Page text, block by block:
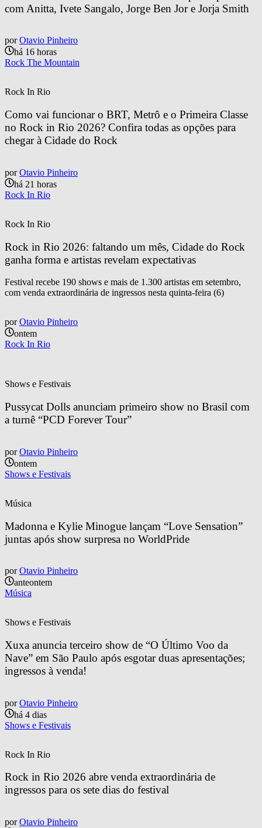
com Anitta, Ivete Sangalo, Jorge Ben Jor e Jorja Smith
por Otavio Pinheiro
há 16 horas
Rock The Mountain
Rock In Rio
Como vai funcionar o BRT, Metrô e o Primeira Classe
no Rock in Rio 2026? Confira todas as opções para
chegar à Cidade do Rock
por Otavio Pinheiro
há 21 horas
Rock In Rio
Rock In Rio
Rock in Rio 2026: faltando um mês, Cidade do Rock
ganha forma e artistas revelam expectativas
Festival recebe 190 shows e mais de 1.300 artistas em setembro,
com venda extraordinária de ingressos nesta quinta-feira (6)
por Otavio Pinheiro
ontem
Rock In Rio
Shows e Festivais
Pussycat Dolls anunciam primeiro show no Brasil com
a turnê “PCD Forever Tour”
por Otavio Pinheiro
ontem
Shows e Festivais
Música
Madonna e Kylie Minogue lançam “Love Sensation”
juntas após show surpresa no WorldPride
por Otavio Pinheiro
anteontem
Música
Shows e Festivais
Xuxa anuncia terceiro show de “O Último Voo da
Nave” em São Paulo após esgotar duas apresentações;
ingressos à venda!
por Otavio Pinheiro
há 4 dias
Shows e Festivais
Rock In Rio
Rock in Rio 2026 abre venda extraordinária de
ingressos para os sete dias do festival
por Otavio Pinheiro